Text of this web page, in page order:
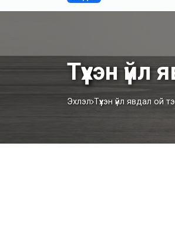
Түүхэн
Эхлэл Түүхэн үйл явдал ой